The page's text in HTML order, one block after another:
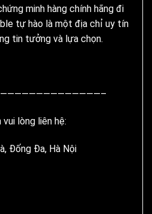
minh hàng chính hãng đi
tự hào là một địa chỉ uy tín
tin tưởng và lựa chọn.
lòng liên hệ:
Đống Đa, Hà Nội